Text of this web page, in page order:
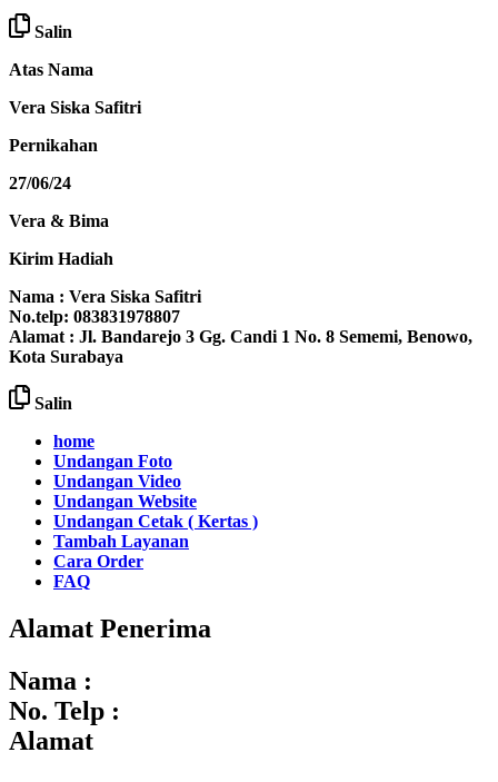
Salin
Atas Nama
Vera Siska Safitri
Pernikahan
27/06/24
Vera & Bima
Kirim Hadiah
Nama : Vera Siska Safitri
No.telp: 083831978807
Alamat : Jl. Bandarejo 3 Gg. Candi 1 No. 8 Sememi, Benowo,
Kota Surabaya
Salin
home
Undangan Foto
Undangan Video
Undangan Website
Undangan Cetak ( Kertas )
Tambah Layanan
Cara Order
FAQ
Alamat Penerima
Nama :
No. Telp :
Alamat